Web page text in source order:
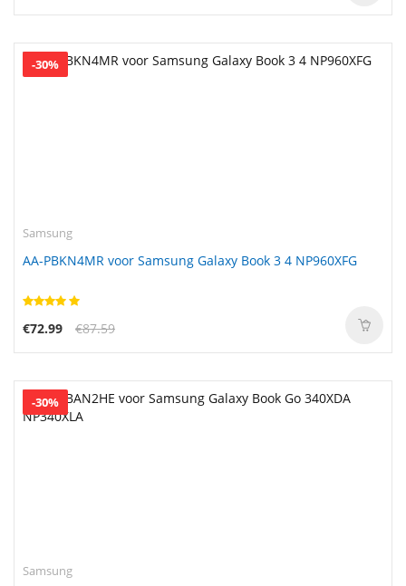
-30%
Samsung
AA-PBKN4MR voor Samsung Galaxy Book 3 4 NP960XFG
€72.99 €87.59
-30%
Samsung